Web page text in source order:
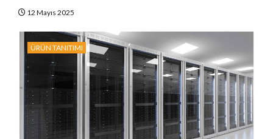
12 Mayıs 2025
ÜRÜN TANITIMI